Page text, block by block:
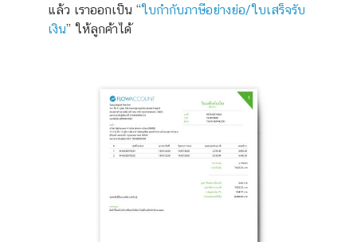
แล้ว เราออกเป็น “ใบกำกับภาษีอย่างย่อ/ใบเสร็จรับ
เงิน” ให้ลูกค้าได้